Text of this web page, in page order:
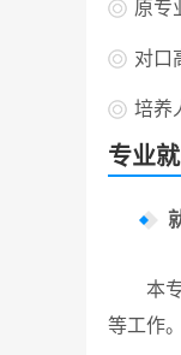
原专
对口
培养
专业
本专
等工作。